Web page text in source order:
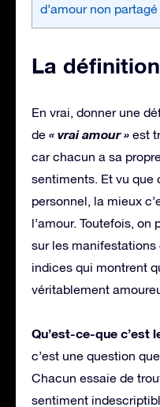
d’amour non
La
En vrai, donner une
de « vrai amour » est
car chacun a sa
sentiments. Et vu que
personnel, la mieux
l’amour. Toutefois,
sur les
indices qui montrent
véritablement
Qu’est-ce-que c’est
c’est une question
Chacun essaie de
sentiment